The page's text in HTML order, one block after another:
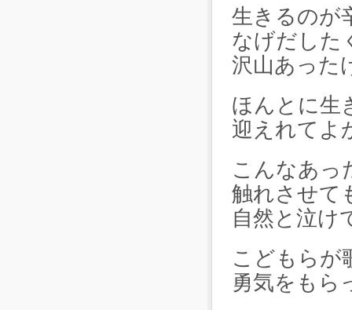
生きるのが
なげだした
沢山あった
ほんとに生
迎えれてよ
こんなあっ
触れさせて
自然と泣け
こどもらが
勇気をもら